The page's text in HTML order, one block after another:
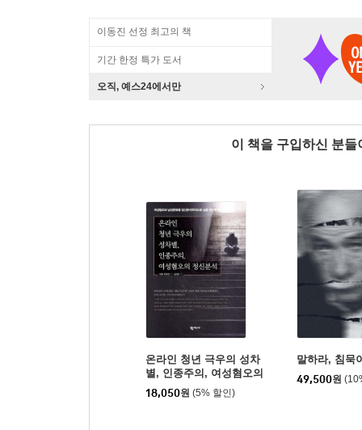
이동진 선정 최고의 책
기간 한정 특가 도서
오직, 예스24에서만
이 책을 구입하신 분
온라인 청년 극우의 성차
별, 인종주의, 여성혐오의
정신분석
18,050원 (5% 할인)
말하라, 침묵
49,500원